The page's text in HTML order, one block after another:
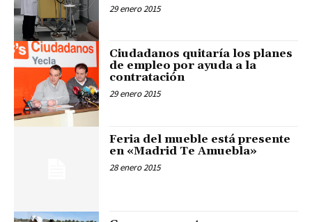
29 enero 2015
Ciudadanos quitaría los planes
de empleo por ayuda a la
contratación
29 enero 2015
Feria del mueble está presente
en «Madrid Te Amuebla»
28 enero 2015